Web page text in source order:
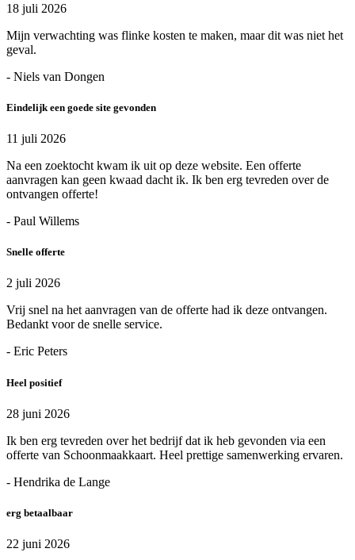
18 juli 2026
Mijn verwachting was flinke kosten te maken, maar dit was niet het
geval.
- Niels van Dongen
Eindelijk een goede site gevonden
11 juli 2026
Na een zoektocht kwam ik uit op deze website. Een offerte
aanvragen kan geen kwaad dacht ik. Ik ben erg tevreden over de
ontvangen offerte!
- Paul Willems
Snelle offerte
2 juli 2026
Vrij snel na het aanvragen van de offerte had ik deze ontvangen.
Bedankt voor de snelle service.
- Eric Peters
Heel positief
28 juni 2026
Ik ben erg tevreden over het bedrijf dat ik heb gevonden via een
offerte van Schoonmaakkaart. Heel prettige samenwerking ervaren.
- Hendrika de Lange
erg betaalbaar
22 juni 2026